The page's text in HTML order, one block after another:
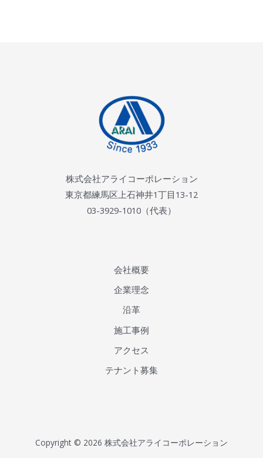
株式会社アライコーポレーション
東京都練馬区上石神井1丁目13-12
03-3929-1010（代表）
会社概要
企業理念
沿革
施工事例
アクセス
テナント募集
Copyright © 2026 株式会社アライコーポレーション